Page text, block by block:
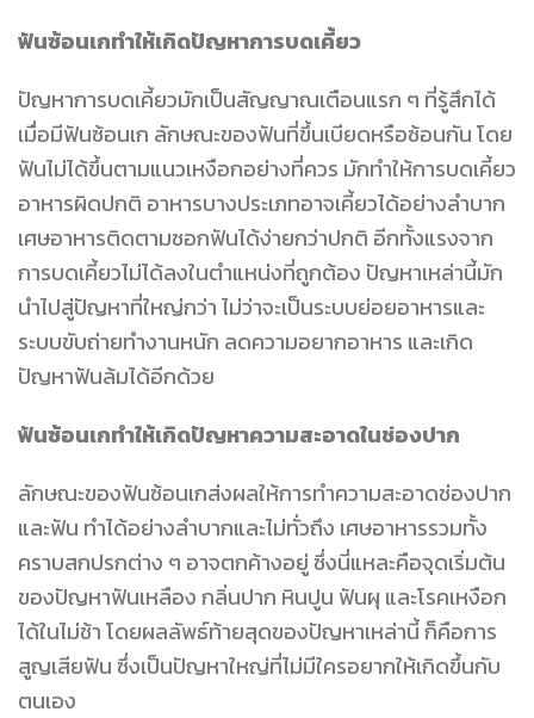
ฟันซ้อนเกทำให้เกิดปัญหาการบดเคี้ยว
ปัญหาการบดเคี้ยวมักเป็นสัญญาณเตือนแรก ๆ ที่รู้สึกได้
เมื่อมีฟันซ้อนเก ลักษณะของฟันที่ขึ้นเบียดหรือซ้อนกัน โดย
ฟันไม่ได้ขึ้นตามแนวเหงือกอย่างที่ควร มักทำให้การบดเคี้ยว
อาหารผิดปกติ อาหารบางประเภทอาจเคี้ยวได้อย่างลำบาก
เศษอาหารติดตามซอกฟันได้ง่ายกว่าปกติ อีกทั้งแรงจาก
การบดเคี้ยวไม่ได้ลงในตำแหน่งที่ถูกต้อง ปัญหาเหล่านี้มัก
นำไปสู่ปัญหาที่ใหญ่กว่า ไม่ว่าจะเป็นระบบย่อยอาหารและ
ระบบขับถ่ายทำงานหนัก ลดความอยากอาหาร และเกิด
ปัญหาฟันล้มได้อีกด้วย
ฟันซ้อนเกทำให้เกิดปัญหาความสะอาดในช่องปาก
ลักษณะของฟันซ้อนเกส่งผลให้การทำความสะอาดช่องปาก
และฟัน ทำได้อย่างลำบากและไม่ทั่วถึง เศษอาหารรวมทั้ง
คราบสกปรกต่าง ๆ อาจตกค้างอยู่ ซึ่งนี่แหละคือจุดเริ่มต้น
ของปัญหาฟันเหลือง กลิ่นปาก หินปูน ฟันผุ และโรคเหงือก
ได้ในไม่ช้า โดยผลลัพธ์ท้ายสุดของปัญหาเหล่านี้ ก็คือการ
สูญเสียฟัน ซึ่งเป็นปัญหาใหญ่ที่ไม่มีใครอยากให้เกิดขึ้นกับ
ตนเอง